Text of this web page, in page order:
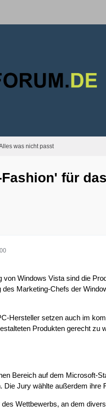
was nicht passt
für
von Windows Vista sind die
des Marketing-Chefs der
Hersteller setzen auch im
Produkten gerecht
Bereich auf dem Microsoft-
Die Jury wählte außerdem
des Wettbewerbs, an dem